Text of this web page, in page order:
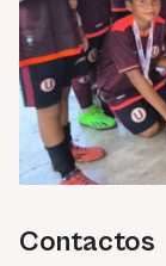
Contactos